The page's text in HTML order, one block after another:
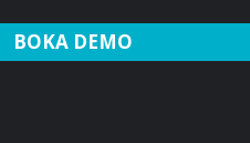
BOKA DEMO